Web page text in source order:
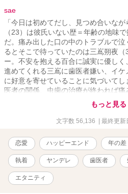
sae
「今日は初めてだし、見つめ合いな
（23）は彼氏いない歴＝年齢の地味
だ。痛み出した口の中のトラブルで
るとそこで待っていたのは三嶌朔夜
ー。不安を抱える百合に誠実に優し
進めてくれる三嶌に歯医者嫌い、イ
に好意を寄せていることに気づいて
医者の関係、虫歯の治療が終われば
終わるはず？！ドキドキが止まらな
ディラブストーリー☆ 本編→番外編
たりのはじめての×××～と続きます
創作世界として温かい目で見ていた
への見解は作品内の主人公の主観で
したいわけではありません。
もっと見る
文字数 56,136 | 最終更
恋愛 ハッピーエンド 年の差
執着 ヤンデレ 歯医者
エタニティ